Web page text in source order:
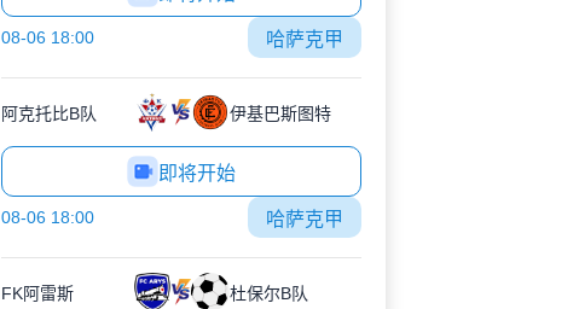
08-06 18:00 哈萨克甲
阿克托比B队 伊基巴斯图特
即将开始
08-06 18:00 哈萨克甲
FK阿雷斯 杜保尔B队